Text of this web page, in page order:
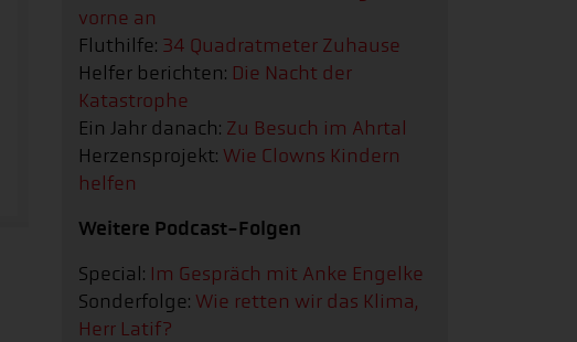
vorne an
Fluthilfe: 34 Quadratmeter Zuhause
Helfer berichten: Die Nacht der
Katastrophe
Ein Jahr danach: Zu Besuch im Ahrtal
Herzensprojekt: Wie Clowns Kindern
helfen
Weitere Podcast-Folgen
Special: Im Gespräch mit Anke Engelke
Sonderfolge: Wie retten wir das Klima,
Herr Latif?